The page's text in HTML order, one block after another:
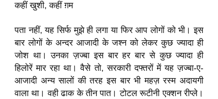
कहीं खुशी, कहीं ग़म
पता नहीं, यह सिर्फ मुझे ही लगा या फिर आप लोगों को भी। इस
बार लोगों के अन्दर आजादी के जश्न को लेकर कुछ ज्यादा ही
जोश था। उनका ज़ज्बा इस बार हर बार से कुछ ज्यादा ही
हिलोरें मार रहा था। वैसे तो, सरकारी दफ्तरों में यह ज़ज्बा-ए-
आजादी अन्य सालों की तरह इस बार भी महज़ रस्म अदायगी
वाला था। वही ढाक के तीन पात। टोटल रूटीनी एक्शन रीप्ले।